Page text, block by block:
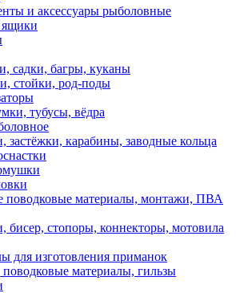
и аксессуары рыболовные
садки, багры, куканы
стойки, род-поды
тубусы, вёдра
застёжки, карабины, заводные кольца
поводковые материалы, монтажи, ПВА
бисер, стопоры, коннекторы, мотовила
для изготовления приманок
материалы, гильзы